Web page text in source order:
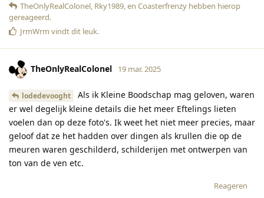
TheOnlyRealColonel, Rky1989, en Coasterfrenzy hebben hierop
gereageerd.
JrmWrm vindt dit leuk.
TheOnlyRealColonel 19 mar. 2025
lodedevooght
Als ik Kleine Boodschap mag geloven, waren
er wel degelijk kleine details die het meer Eftelings lieten
voelen dan op deze foto's. Ik weet het niet meer precies, maar
geloof dat ze het hadden over dingen als krullen die op de
meuren waren geschilderd, schilderijen met ontwerpen van
ton van de ven etc.
Reageren